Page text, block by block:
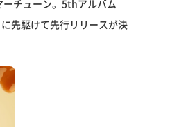
ーチューン。5thアルバム
に先駆けて先行リリースが決